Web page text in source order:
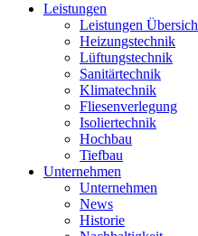
Leistungen
Leistungen
Heizungstechnik
Lüftungstechnik
Sanitärtechnik
Klimatechnik
Fliesenverlegung
Isoliertechnik
Hochbau
Tiefbau
Unternehmen
Unternehmen
News
Historie